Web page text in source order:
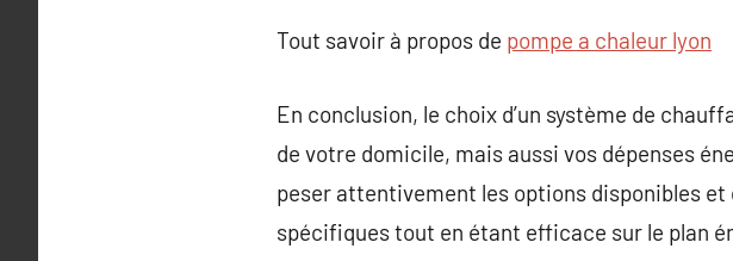
Tout savoir à propos de pompe a chaleur lyon
En conclusion, le choix d’un système de
de votre domicile, mais aussi vos dépenses
peser attentivement les options disponibles et
spécifiques tout en étant efficace sur le plan